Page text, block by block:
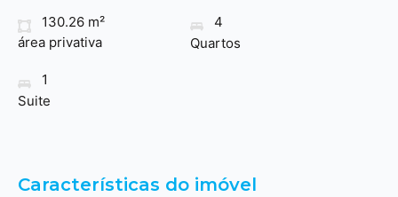
130.26 m²
área privativa
4
Quartos
1
Suite
Características do imóvel